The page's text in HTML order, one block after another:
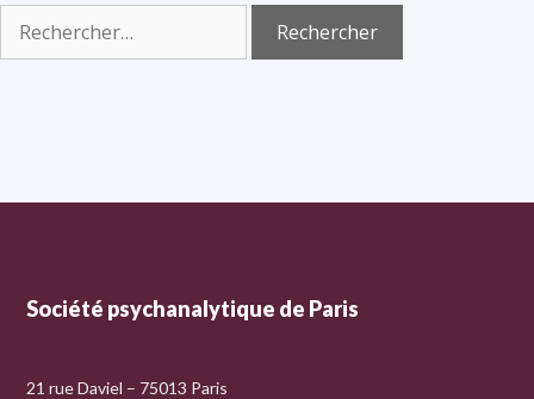
Société psychanalytique de Paris
21 rue Daviel – 75013 Paris